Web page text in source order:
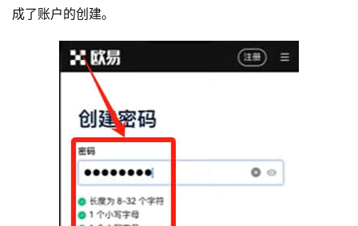
成了账户的创建。